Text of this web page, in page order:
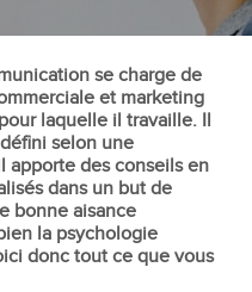
se charge de
et marketing
laquelle il travaille. Il
selon une
apporte des conseils en
dans un but de
bonne aisance
la psychologie
donc tout ce que vous